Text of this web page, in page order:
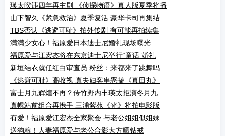
瑛太暌违四年再主剧 《侦探物语》真人版夏季将播
山下智久《紧急救治》夏季复活 豪华卡司再集结
TBS否认《逃避可耻》拍外传剧 有可能再拍续集
满满少女心！福原爱日本迪士尼婚礼现场曝光
福原爱与江宏杰将在东京迪士尼举行“童话”婚礼
新垣结衣就任红白审查员 粉丝：来都来了跳舞吗
《逃避可耻》高收视 真夫妇客串恶搞《真田丸》
富士月九辉煌不再？传竹野内丰瑛太拒演冬月九
真幌站前组合再携手 三浦紫苑《光》将拍电影版
有爱！福原爱江宏杰全家聚会 与老公姐姐似姐妹
送狗粮！人妻福原爱与老公合影大方晒钻戒